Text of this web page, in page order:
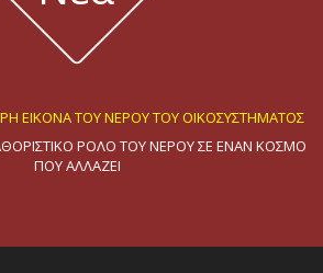
φυσιολογίας φυτών από τον οίκο ADC
ΕΙΚΟΝΑ ΤΟΥ ΝΕΡΟΥ ΤΟΥ ΟΙΚΟΣΥΣΤΗΜΑΤΟΣ
ΡΟΛΟ ΤΟΥ ΝΕΡΟΥ ΣΕ ΕΝΑΝ ΚΟΣΜΟ
ΠΟΥ ΑΛΛΑΖΕΙ
11 Μαρτίου 2025